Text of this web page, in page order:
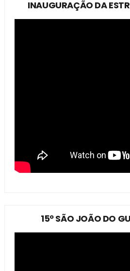
INAUGURAÇÃO DA
15º SÃO JOÃO DO